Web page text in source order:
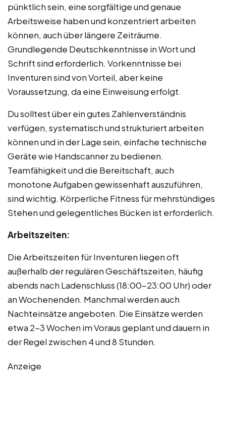
pünktlich sein, eine sorgfältige und genaue
Arbeitsweise haben und konzentriert arbeiten
können, auch über längere Zeiträume.
Grundlegende Deutschkenntnisse in Wort und
Schrift sind erforderlich. Vorkenntnisse bei
Inventuren sind von Vorteil, aber keine
Voraussetzung, da eine Einweisung erfolgt.
Du solltest über ein gutes Zahlenverständnis
verfügen, systematisch und strukturiert arbeiten
können und in der Lage sein, einfache technische
Geräte wie Handscanner zu bedienen.
Teamfähigkeit und die Bereitschaft, auch
monotone Aufgaben gewissenhaft auszuführen,
sind wichtig. Körperliche Fitness für mehrstündiges
Stehen und gelegentliches Bücken ist erforderlich.
Arbeitszeiten:
Die Arbeitszeiten für Inventuren liegen oft
außerhalb der regulären Geschäftszeiten, häufig
abends nach Ladenschluss (18:00-23:00 Uhr) oder
an Wochenenden. Manchmal werden auch
Nachteinsätze angeboten. Die Einsätze werden
etwa 2-3 Wochen im Voraus geplant und dauern in
der Regel zwischen 4 und 8 Stunden.
Anzeige